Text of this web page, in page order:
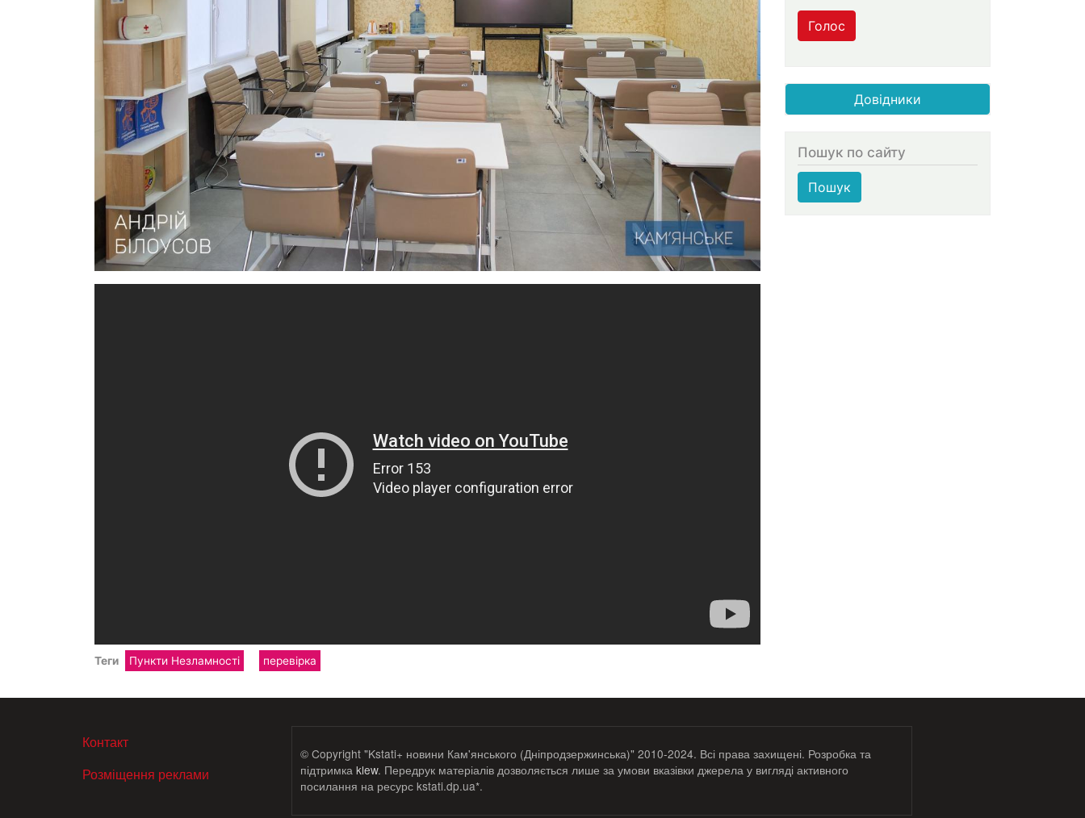
Теги Пункти Незламності перевірка
Голос
Довідники
Пошук по сайту
Пошук
МЕНЮ В ПОДВАЛЕ
Контакт
Розміщення реклами
© Copyright "Kstati+ новини Кам'янського (Дніпродзержинська)" 2010-2024. Всі права захищені. Розробка та
підтримка klew. Передрук матеріалів дозволяється лише за умови вказівки джерела у вигляді активного
посилання на ресурс kstati.dp.ua*.